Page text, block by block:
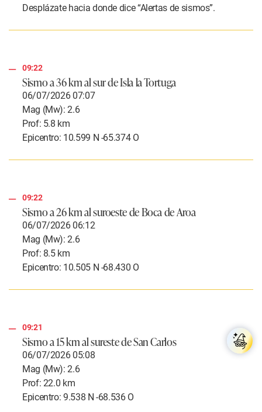
Desplázate hacia donde dice “Alertas de sismos”.
09:22
Sismo a36 km al sur de Isla la Tortuga
06/07/2026 07:07
Mag (Mw): 2.6
Prof: 5.8 km
Epicentro: 10.599 N -65.374 O
09:22
Sismo a26 km al suroeste de Boca de Aroa
06/07/2026 06:12
Mag (Mw): 2.6
Prof: 8.5 km
Epicentro: 10.505 N -68.430 O
09:21
Sismo a 15 km al sureste de San Carlos
06/07/2026 05:08
Mag (Mw): 2.6
Prof: 22.0 km
Epicentro: 9.538 N -68.536 O